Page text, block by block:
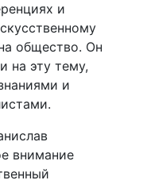
и
общество. Он
на эту тему,
и
внимание